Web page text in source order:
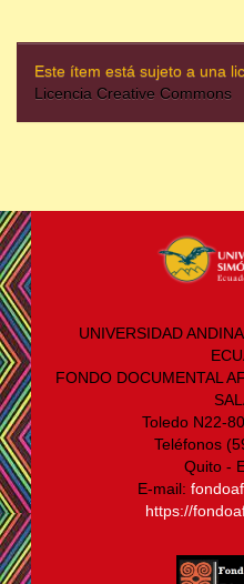
Este ítem está sujeto a una
Licencia Creative Commons
UNIVERSIDAD
FONDO DOCUMENTAL
Toledo N22-
Teléfonos
Quito -
E-mail:
https://